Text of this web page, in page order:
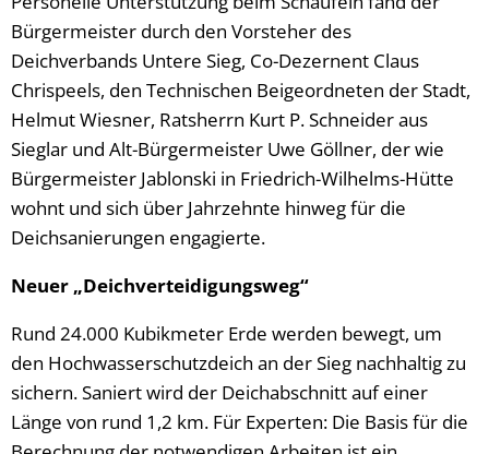
Bürgermeister durch den Vorsteher des
Deichverbands Untere Sieg, Co-Dezernent Claus
Chrispeels, den Technischen Beigeordneten der Stadt,
Helmut Wiesner, Ratsherrn Kurt P. Schneider aus
Sieglar und Alt-Bürgermeister Uwe Göllner, der wie
Bürgermeister Jablonski in Friedrich-Wilhelms-Hütte
wohnt und sich über Jahrzehnte hinweg für die
Deichsanierungen engagierte.
Neuer „Deichverteidigungsweg“
Rund 24.000 Kubikmeter Erde werden bewegt, um
den Hochwasserschutzdeich an der Sieg nachhaltig zu
sichern. Saniert wird der Deichabschnitt auf einer
Länge von rund 1,2 km. Für Experten: Die Basis für die